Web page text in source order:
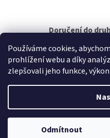
Používáme cookies,
prohlížení webu a díky
zlepšovali jeho funkce,
Odmítnout
Doručení do
Copyright 2026Petek.